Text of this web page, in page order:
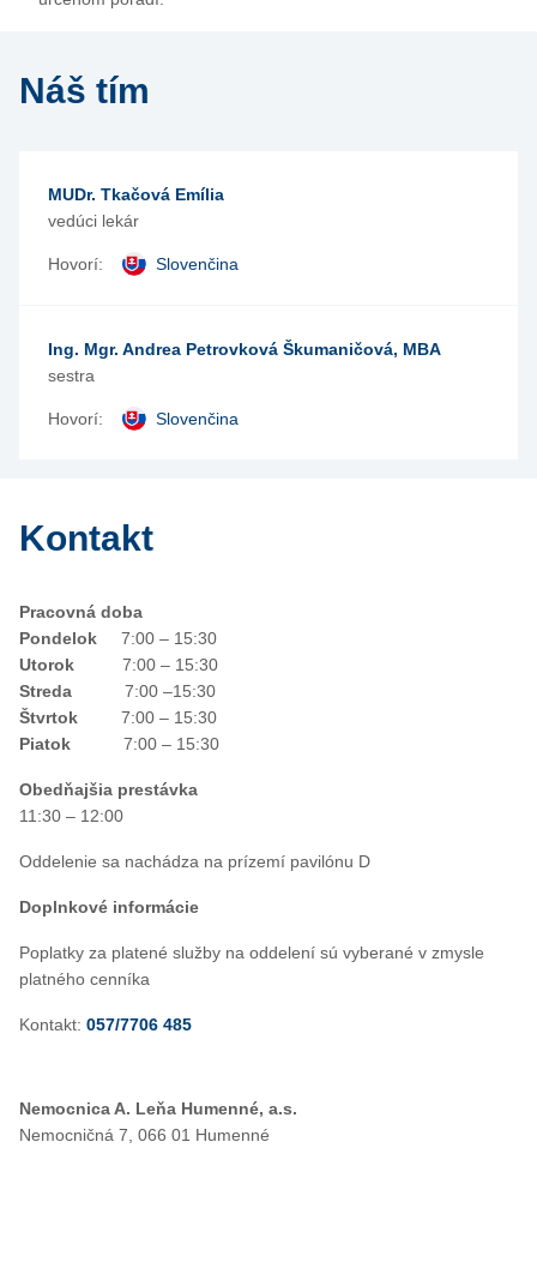
Náš tím
MUDr. Tkačová Emília
vedúci lekár
Hovorí: Slovenčina
Ing. Mgr. Andrea Petrovková Škumaničová, MBA
sestra
Hovorí: Slovenčina
Kontakt
Pracovná doba
Pondelok 7:00 – 15:30
Utorok
7:00 – 15:30
Streda 7:00 –15:30
Štvrtok
7:00 – 15:30
Piatok
7:00 – 15:30
Obedňajšia prestávka
11:30 – 12:00
Oddelenie sa nachádza na prízemí pavilónu D
Doplnkové informácie
Poplatky za platené služby na oddelení sú vyberané v zmysle
platného cenníka
Kontakt: 057/7706 485
Nemocnica A. Leňa Humenné, a.s.
Nemocničná 7, 066 01 Humenné